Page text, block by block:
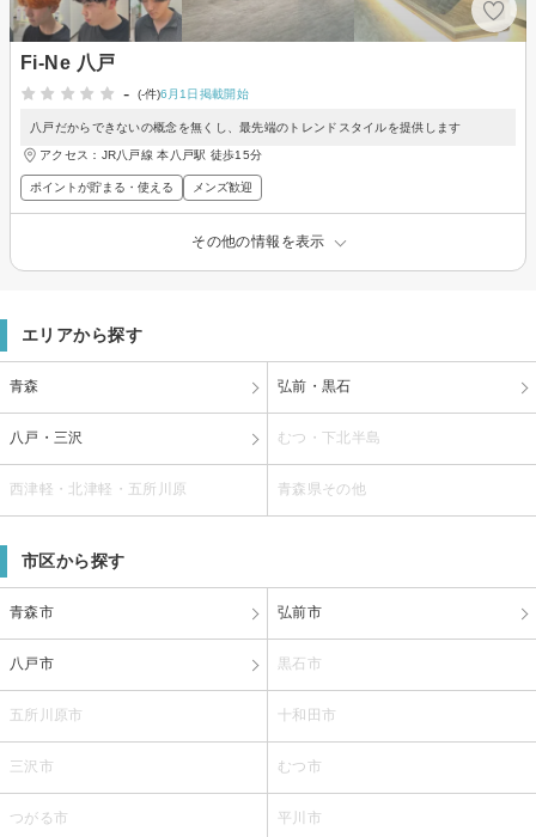
Fi-Ne 八戸
-
(-件)6月1日掲載開始
八戸だからできないの概念を無くし、最先端のトレンドスタイルを提供します
アクセス：JR八戸線 本八戸駅 徒歩15分
ポイントが貯まる・使える メンズ歓迎
その他の情報を表示
エリアから探す
青森 弘前・黒石
八戸・三沢 むつ・下北半島
西津軽・北津軽・五所川原 青森県その他
市区から探す
青森市 弘前市
八戸市 黒石市
五所川原市 十和田市
三沢市 むつ市
つがる市 平川市